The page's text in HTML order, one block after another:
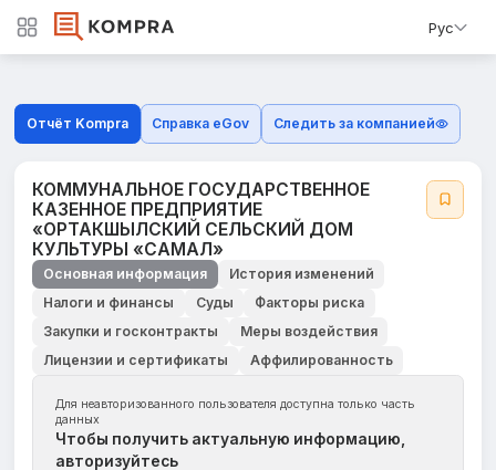
Рус
Отчёт Kompra Справка eGov Следить за компанией
КОММУНАЛЬНОЕ ГОСУДАРСТВЕННОЕ
КАЗЕННОЕ ПРЕДПРИЯТИЕ
«ОРТАКШЫЛСКИЙ СЕЛЬСКИЙ ДОМ
КУЛЬТУРЫ «САМАЛ»
Основная информация
История изменений
Налоги и финансы
Суды
Факторы риска
Закупки и госконтракты
Меры воздействия
Лицензии и сертификаты
Аффилированность
Для неавторизованного пользователя доступна только часть
данных
Чтобы получить актуальную информацию,
авторизуйтесь